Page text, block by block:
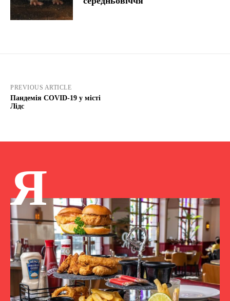
PREVIOUS ARTICLE
Пандемія COVID-19 у місті
Лідс
Я